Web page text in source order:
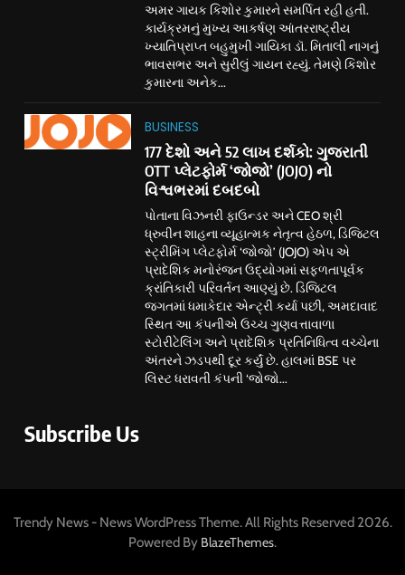
અમર ગાયક કિશોર કુમારને સમર્પિત રહી હતી.
કાર્યક્રમનું મુખ્ય આકર્ષણ આંતરરાષ્ટ્રીય
ખ્યાતિપ્રાપ્ત બહુમુખી ગાયિકા ડૉ. મિતાલી નાગનું
ભાવસભર અને સુરીલું ગાયન રહ્યું. તેમણે કિશોર
કુમારના અનેક...
BUSINESS
177 દેશો અને 52 લાખ દર્શકો: ગુજરાતી
OTT પ્લેટફોર્મ ‘જોજો’ (JOJO) નો
વિશ્વભરમાં દબદબો
પોતાના વિઝનરી ફાઉન્ડર અને CEO શ્રી
ધ્રુવીન શાહના વ્યૂહાત્મક નેતૃત્વ હેઠળ, ડિજિટલ
સ્ટ્રીમિંગ પ્લેટફોર્મ ‘જોજો’ (JOJO) એપ એ
પ્રાદેશિક મનોરંજન ઉદ્યોગમાં સફળતાપૂર્વક
ક્રાંતિકારી પરિવર્તન આણ્યું છે. ડિજિટલ
જગતમાં ધમાકેદાર એન્ટ્રી કર્યા પછી, અમદાવાદ
સ્થિત આ કંપનીએ ઉચ્ચ ગુણવત્તાવાળા
સ્ટોરીટેલિંગ અને પ્રાદેશિક પ્રતિનિધિત્વ વચ્ચેના
અંતરને ઝડપથી દૂર કર્યું છે. હાલમાં BSE પર
લિસ્ટ ધરાવતી કંપની ‘જોજો...
Subscribe Us
Trendy News - News WordPress Theme. All Rights Reserved 2026.
Powered By BlazeThemes.